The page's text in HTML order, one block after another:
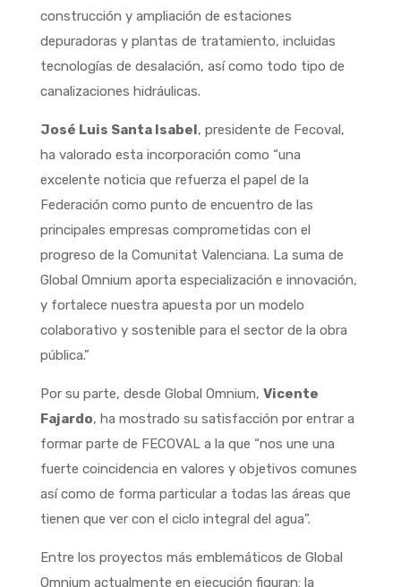
construcción y ampliación de estaciones
depuradoras y plantas de tratamiento, incluidas
tecnologías de desalación, así como todo tipo de
canalizaciones hidráulicas.
José Luis Santa Isabel, presidente de Fecoval,
ha valorado esta incorporación como “una
excelente noticia que refuerza el papel de la
Federación como punto de encuentro de las
principales empresas comprometidas con el
progreso de la Comunitat Valenciana. La suma de
Global Omnium aporta especialización e innovación,
y fortalece nuestra apuesta por un modelo
colaborativo y sostenible para el sector de la obra
pública.”
Por su parte, desde Global Omnium, Vicente
Fajardo, ha mostrado su satisfacción por entrar a
formar parte de FECOVAL a la que “nos une una
fuerte coincidencia en valores y objetivos comunes
así como de forma particular a todas las áreas que
tienen que ver con el ciclo integral del agua”.
Entre los proyectos más emblemáticos de Global
Omnium actualmente en ejecución figuran: la